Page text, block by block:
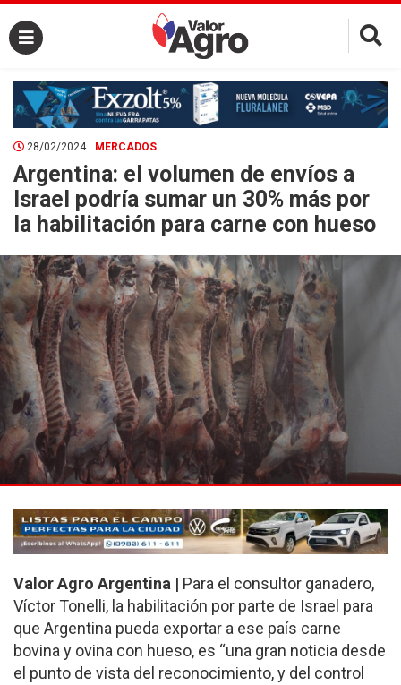
×
28/02/2024 MERCADOS
Argentina: el volumen de envíos a
Israel podría sumar un 30% más por
la habilitación para carne con hueso
Valor Agro Argentina | Para el consultor ganadero,
Víctor Tonelli, la habilitación por parte de Israel para
que Argentina pueda exportar a ese país carne
bovina y ovina con hueso, es “una gran noticia desde
el punto de vista del reconocimiento, y del control